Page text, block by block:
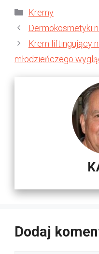
Kategorie
Kremy
Dermokosmetyki
Krem liftingujący
młodzieńczego
Dodaj